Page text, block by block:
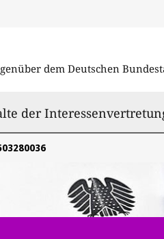
dem Deutschen
der